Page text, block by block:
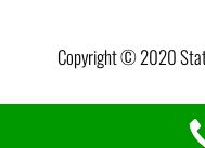
Copyright © 2020